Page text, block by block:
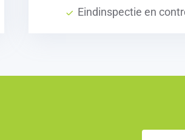
Eindinspectie en